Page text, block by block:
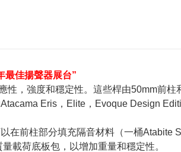
最佳揚聲器展台”
，強度和穩定性。這些桿由50mm前柱
Eris，Elite，Evoque Design
在前柱部分填充隔音材料（一桶Atabite
載荷底板包，以增加重量和穩定性。